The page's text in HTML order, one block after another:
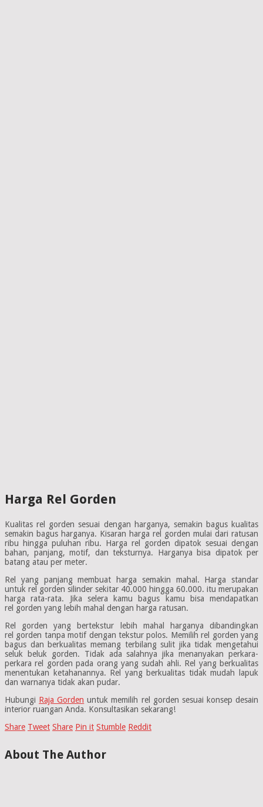
Harga Rel Gorden
Kualitas rel gorden sesuai dengan harganya, semakin bagus kualitas
semakin bagus harganya. Kisaran harga rel gorden mulai dari ratusan
ribu hingga puluhan ribu. Harga rel gorden dipatok sesuai dengan
bahan, panjang, motif, dan teksturnya. Harganya bisa dipatok per
batang atau per meter.
Rel yang panjang membuat harga semakin mahal. Harga standar
untuk rel gorden silinder sekitar 40.000 hingga 60.000. itu merupakan
harga rata-rata. Jika selera kamu bagus kamu bisa mendapatkan
rel gorden yang lebih mahal dengan harga ratusan.
Rel gorden yang bertekstur lebih mahal harganya dibandingkan
rel gorden tanpa motif dengan tekstur polos. Memilih rel gorden yang
bagus dan berkualitas memang terbilang sulit jika tidak mengetahui
seluk beluk gorden. Tidak ada salahnya jika menanyakan perkara-
perkara rel gorden pada orang yang sudah ahli. Rel yang berkualitas
menentukan ketahanannya. Rel yang berkualitas tidak mudah lapuk
dan warnanya tidak akan pudar.
Hubungi Raja Gorden untuk memilih rel gorden sesuai konsep desain
interior ruangan Anda. Konsultasikan sekarang!
Share Tweet Share Pin it Stumble Reddit
About The Author